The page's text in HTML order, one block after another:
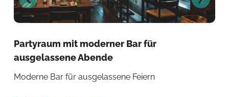
Partyraum mit moderner Bar für
ausgelassene Abende
Moderne Bar für ausgelassene Feiern